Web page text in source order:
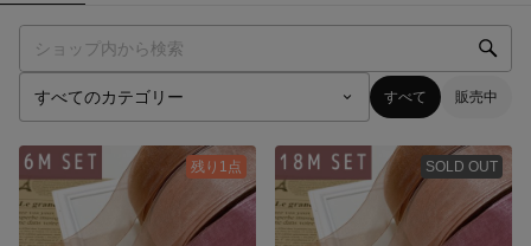
すべて 販売中
残り1点 SOLD OUT